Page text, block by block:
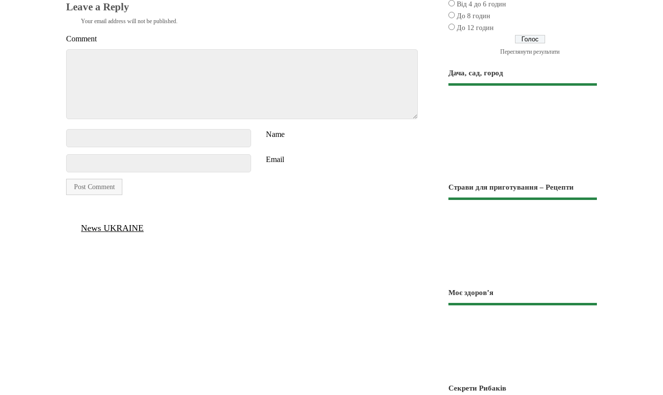
Leave a Reply
Your email address will not be published.
Comment
Name
Email
News UKRAINE
Від 4 до 6 годин
До 8 годин
До 12 годин
Переглянути результати
Дача, сад, город
Страви для приготування – Рецепти
Моє здоров’я
Секрети Рибаків